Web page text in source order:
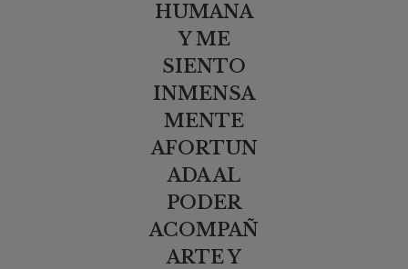
HUMANA
Y ME
SIENTO
INMENSA
MENTE
AFORTUN
ADA AL
PODER
ACOMPAÑ
ARTE Y